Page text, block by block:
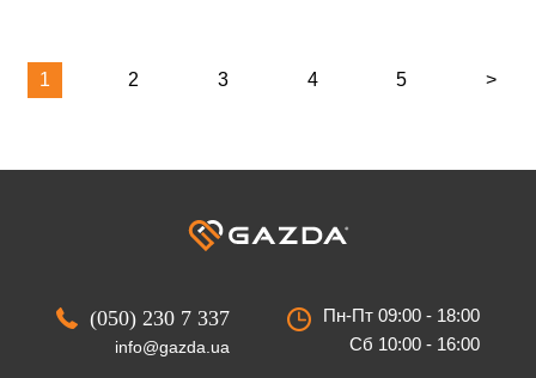
1 2 3 4 5 >
(050) 230 7 337
info@gazda.ua
Пн-Пт 09:00 - 18:00
Сб 10:00 - 16:00